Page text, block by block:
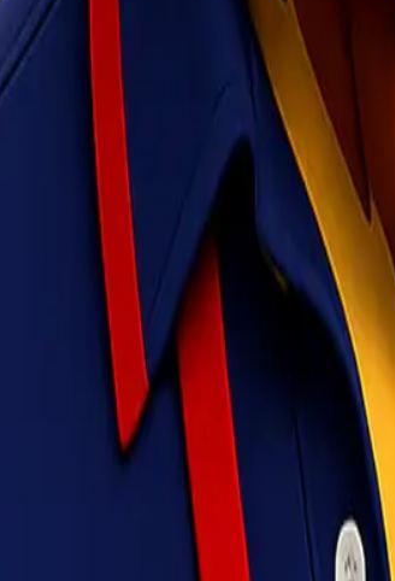
Perhatian Publik